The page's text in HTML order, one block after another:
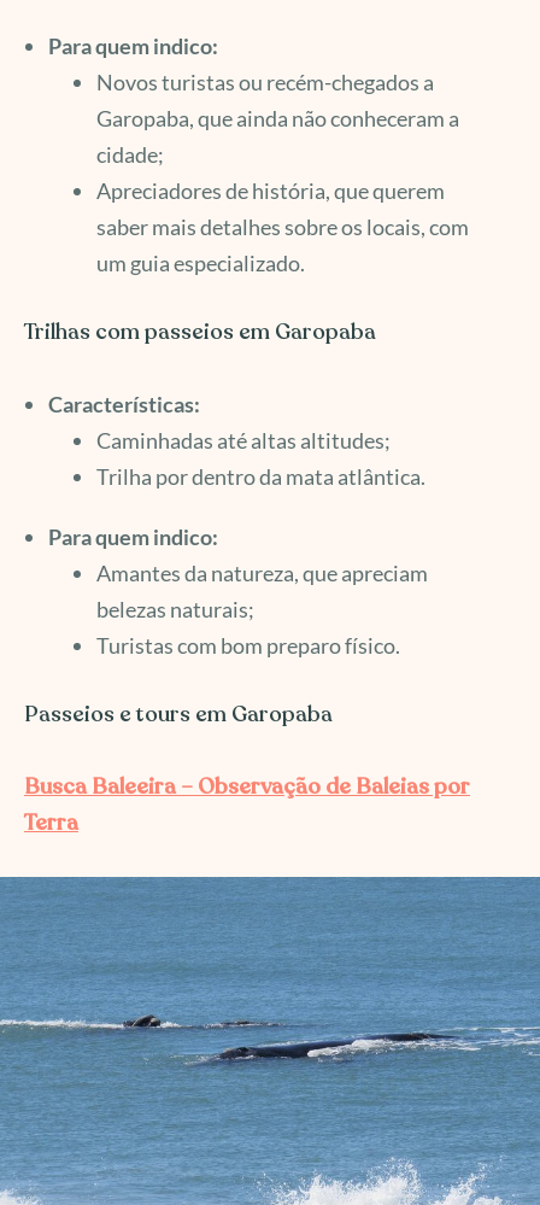
Para quem indico:
Novos turistas ou recém-chegados a
Garopaba, que ainda não conheceram a
cidade;
Apreciadores de história, que querem
saber mais detalhes sobre os locais, com
um guia especializado.
Trilhas com passeios em Garopaba
Características:
Caminhadas até altas altitudes;
Trilha por dentro da mata atlântica.
Para quem indico:
Amantes da natureza, que apreciam
belezas naturais;
Turistas com bom preparo físico.
Passeios e tours em Garopaba
Busca Baleeira – Observação de Baleias por
Terra